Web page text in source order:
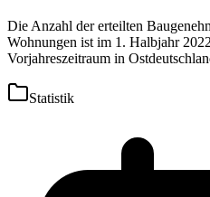
Die Anzahl der erteilten
Wohnungen ist im 1. Halbjahr
Vorjahreszeitraum in
Statistik